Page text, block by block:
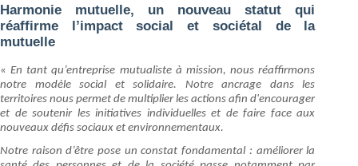
Harmonie mutuelle, un nouveau statut qui
réaffirme l’impact social et sociétal de la
mutuelle
«En tant qu’entreprise mutualiste à mission, nous réaffirmons
notre modèle social et solidaire. Notre ancrage dans les
territoires nous permet de multiplier les actions afin d'encourager
et de soutenir les initiatives individuelles et de faire face aux
nouveaux défis sociaux et environnementaux.
Notre raison d’être pose un constat fondamental : améliorer la